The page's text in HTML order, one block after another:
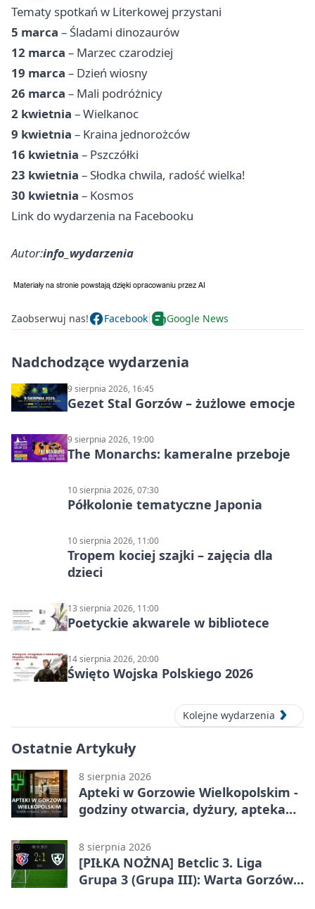
Tematy spotkań w Literkowej przystani
5 marca – Śladami dinozaurów
12 marca – Marzec czarodziej
19 marca – Dzień wiosny
26 marca – Mali podróżnicy
2 kwietnia – Wielkanoc
9 kwietnia – Kraina jednorożców
16 kwietnia – Pszczółki
23 kwietnia – Słodka chwila, radość wielka!
30 kwietnia – Kosmos
Link do wydarzenia na Facebooku
Autor:info_wydarzenia
Zaobserwuj nas! Facebook Google News
Nadchodzące wydarzenia
9 sierpnia 2026, 16:45
Gezet Stal Gorzów – żużlowe emocje
9 sierpnia 2026, 19:00
The Monarchs: kameralne przeboje
10 sierpnia 2026, 07:30
Półkolonie tematyczne Japonia
10 sierpnia 2026, 11:00
Tropem kociej szajki – zajęcia dla
dzieci
13 sierpnia 2026, 11:00
Poetyckie akwarele w bibliotece
14 sierpnia 2026, 20:00
Święto Wojska Polskiego 2026
Kolejne wydarzenia
Ostatnie Artykuły
8 sierpnia 2026
Apteki w Gorzowie Wielkopolskim -
godziny otwarcia, dyżury, apteka
8 sierpnia 2026
[PIŁKA NOŻNA] Betclic 3. Liga
Grupa 3 (Grupa III): Warta Gorzów